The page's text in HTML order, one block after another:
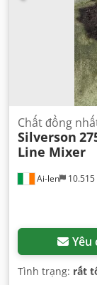
Ai-len
Chất đồng
Silverson
Line Mixer
Yêu
Tình trạng: rất